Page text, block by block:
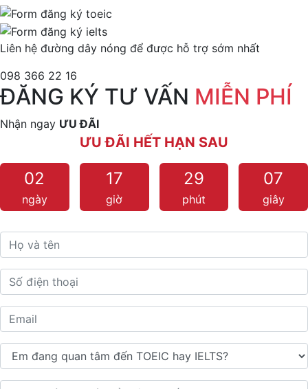
Liên hệ đường dây nóng để được hỗ trợ sớm nhất
098 366 22 16
ĐĂNG KÝ TƯ VẤN MIỄN PHÍ
Nhận ngay ƯU ĐÃI
ƯU ĐÃI HẾT HẠN SAU
02
ngày
17
giờ
29
phút
07
giây